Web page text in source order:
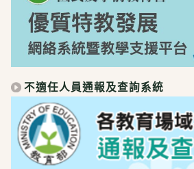
不適任人員通報及查詢系統